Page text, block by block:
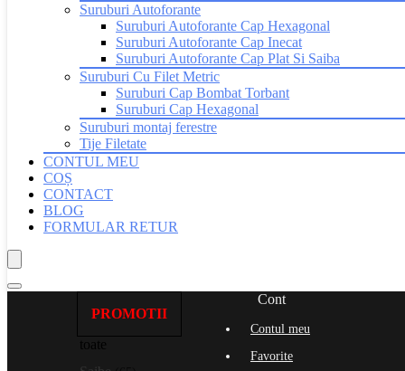
Suruburi Autoforante
Suruburi Autoforante Cap Hexagonal
Suruburi Autoforante Cap Inecat
Suruburi Autoforante Cap Plat Si Saiba
Suruburi Cu Filet Metric
Suruburi Cap Bombat Torbant
Suruburi Cap Hexagonal
Suruburi montaj ferestre
Tije Filetate
CONTUL MEU
COȘ
CONTACT
BLOG
FORMULAR RETUR
PROMOTII
toate
Cont
Contul meu
Favorite